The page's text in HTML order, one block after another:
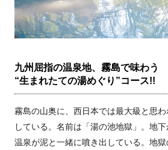
九州屈指の温泉地、霧島で味わう
“生まれたての湯めぐり”コース!!
霧島の山奥に、西日本では最大級と思
している。名前は「湯の池地獄」。地
温泉が泥と一緒に噴き出している。地